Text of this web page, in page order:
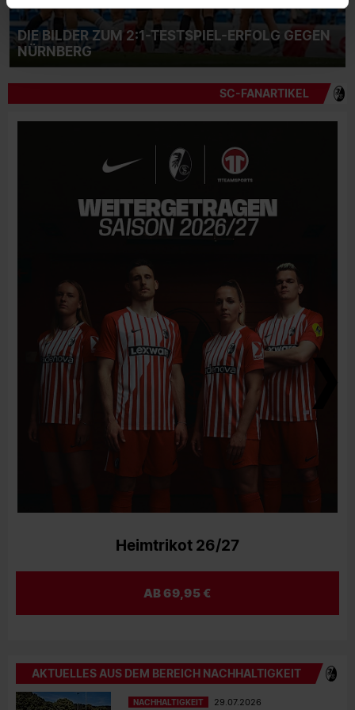
DIE BILDER ZUM 2:1-TESTSPIEL-ERFOLG GEGEN
NÜRNBERG
SC-FANARTIKEL
Heimtrikot 26/27
AB 69,95 €
AKTUELLES AUS DEM BEREICH NACHHALTIGKEIT
NACHHALTIGKEIT 29.07.2026